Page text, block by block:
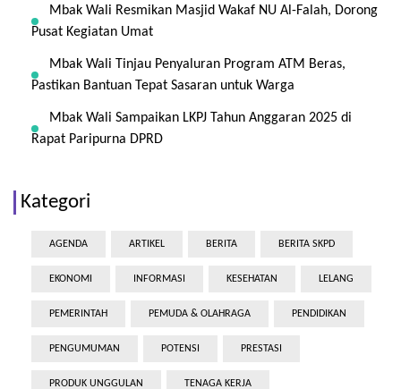
Mbak Wali Resmikan Masjid Wakaf NU Al-Falah, Dorong
Pusat Kegiatan Umat
Mbak Wali Tinjau Penyaluran Program ATM Beras,
Pastikan Bantuan Tepat Sasaran untuk Warga
Mbak Wali Sampaikan LKPJ Tahun Anggaran 2025 di
Rapat Paripurna DPRD
Kategori
AGENDA ARTIKEL BERITA BERITA SKPD
EKONOMI INFORMASI KESEHATAN LELANG
PEMERINTAH PEMUDA & OLAHRAGA PENDIDIKAN
PENGUMUMAN POTENSI PRESTASI
PRODUK UNGGULAN TENAGA KERJA